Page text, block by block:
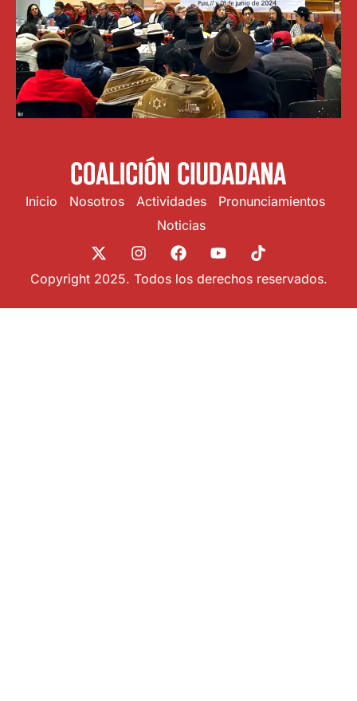
Inicio Nosotros Actividades
Pronunciamientos
Noticias
Copyright 2025. Todos los derechos reservados.